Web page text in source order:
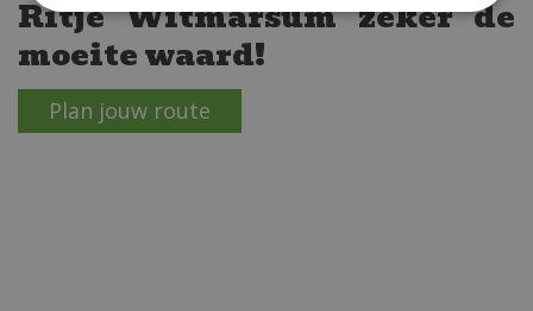
Ritje Witmarsum zeker de
moeite waard!
Plan jouw route